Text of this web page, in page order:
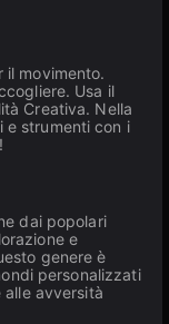
movimento.
Usa il
Creativa. Nella
e strumenti con i
dai popolari
e
genere è
personalizzati
alle avversità